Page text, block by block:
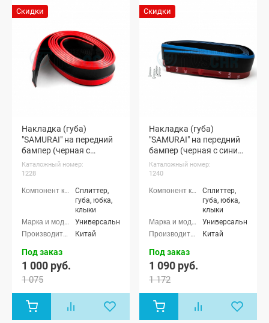
Скидки
Накладка (губа)
"SAMURAI" на передний
бампер (черная с
красным кантом)
Каталожный номер:
1228
Сплиттер,
губа, юбка,
клыки
Универсальные
Китай
Под заказ
1 000 руб.
1 075
Скидки
Накладка (губа)
"SAMURAI" на передний
бампер (черная с синим
кантом)
Каталожный номер:
1240
Сплиттер,
губа, юбка,
клыки
Универсальные
Китай
Под заказ
1 090 руб.
1 172